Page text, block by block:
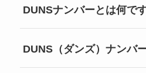
DUNSナンバーとは何で
DUNS（ダンズ）ナンバ